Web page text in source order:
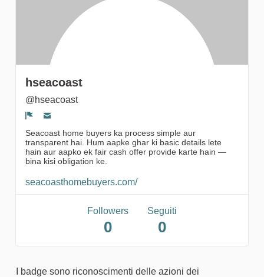
hseacoast
@hseacoast
Segnala un problema
Seacoast home buyers ka process simple aur
transparent hai. Hum aapke ghar ki basic details lete
hain aur aapko ek fair cash offer provide karte hain —
bina kisi obligation ke.
seacoasthomebuyers.com/
Followers
0
Seguiti
0
I badge sono riconoscimenti delle azioni dei